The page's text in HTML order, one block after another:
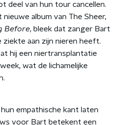
deel van hun tour cancellen.
album van The Sheer,
Before, bleek dat zanger Bart
aan zijn nieren heeft.
hij een niertransplantatie
wat de lichamelijke
empathische kant laten
voor Bart betekent een